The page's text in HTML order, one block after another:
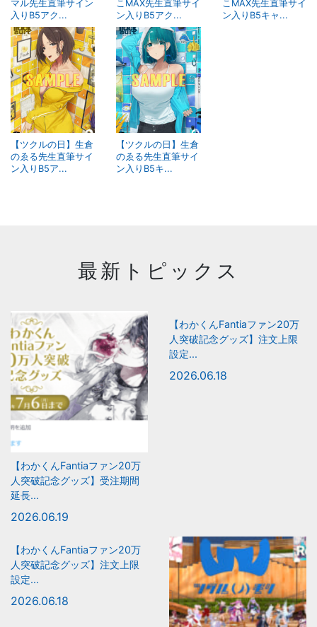
マル先生直筆サイン
入りB5アク...
こMAX先生直筆サイ
ン入りB5アク...
こMAX先生直筆サイ
ン入りB5キャ...
【ツクルの日】生倉
のゑる先生直筆サイ
ン入りB5ア...
【ツクルの日】生倉
のゑる先生直筆サイ
ン入りB5キ...
最新トピックス
【わかくんFantiaファン20万
人突破記念グッズ】受注期間
延長...
2026.06.19
【わかくんFantiaファン20万
人突破記念グッズ】注文上限
設定...
2026.06.18
【わかくんFantiaファン20万
人突破記念グッズ】注文上限
設定...
2026.06.18